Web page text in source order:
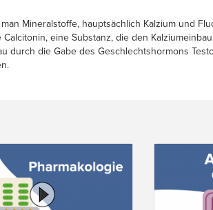
Mineralstoffe, hauptsächlich Kalzium und
eine Substanz, die den
durch die Gabe des Geschlechtshormons